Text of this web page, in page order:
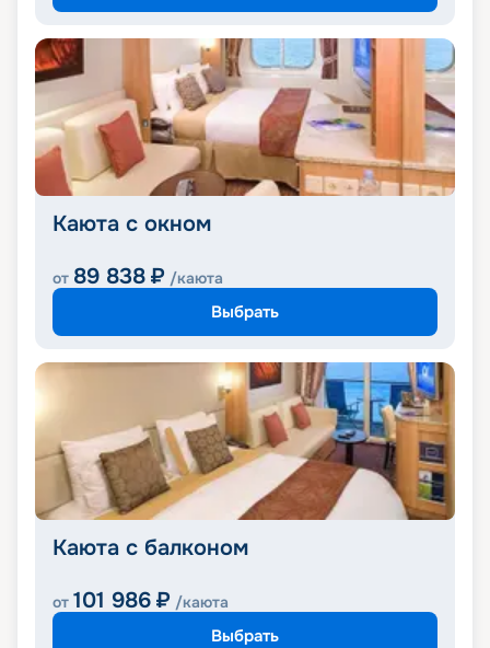
Каюта с окном
от 89 838 ₽ /каюта
Выбрать
Каюта с балконом
от 101 986 ₽ /каюта
Выбрать